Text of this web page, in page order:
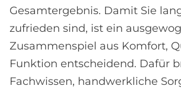
Gesamtergebnis. Damit Sie
zufrieden sind, ist ein
Zusammenspiel aus Komfort,
Funktion entscheidend. Dafür
Fachwissen, handwerkliche